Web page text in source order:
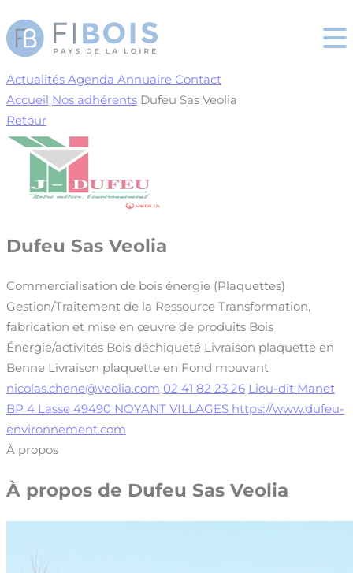
Actualités Agenda Annuaire Contact
Accueil Nos adhérents Dufeu Sas Veolia
Retour
Dufeu Sas Veolia
Commercialisation de bois énergie (Plaquettes)
Gestion/Traitement de la Ressource Transformation,
fabrication et mise en œuvre de produits Bois
Énergie/activités Bois déchiqueté Livraison plaquette en
Benne Livraison plaquette en Fond mouvant
nicolas.chene@veolia.com 02 41 82 23 26 Lieu-dit Manet
BP 4 Lasse 49490 NOYANT VILLAGES https://www.dufeu-
environnement.com
À propos
À propos de Dufeu Sas Veolia